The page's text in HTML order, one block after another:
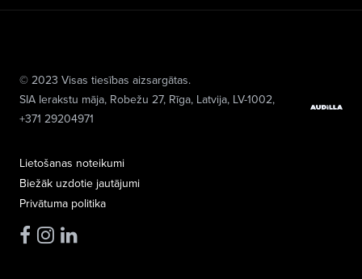
Lietošanas noteikumi
Biežāk uzdotie jautājumi
Privātuma politika
© 2023 Visas tiesības aizsargātas.
SIA Ierakstu māja, Robežu 27, Rīga, Latvija, LV-1002,
+371 29204971